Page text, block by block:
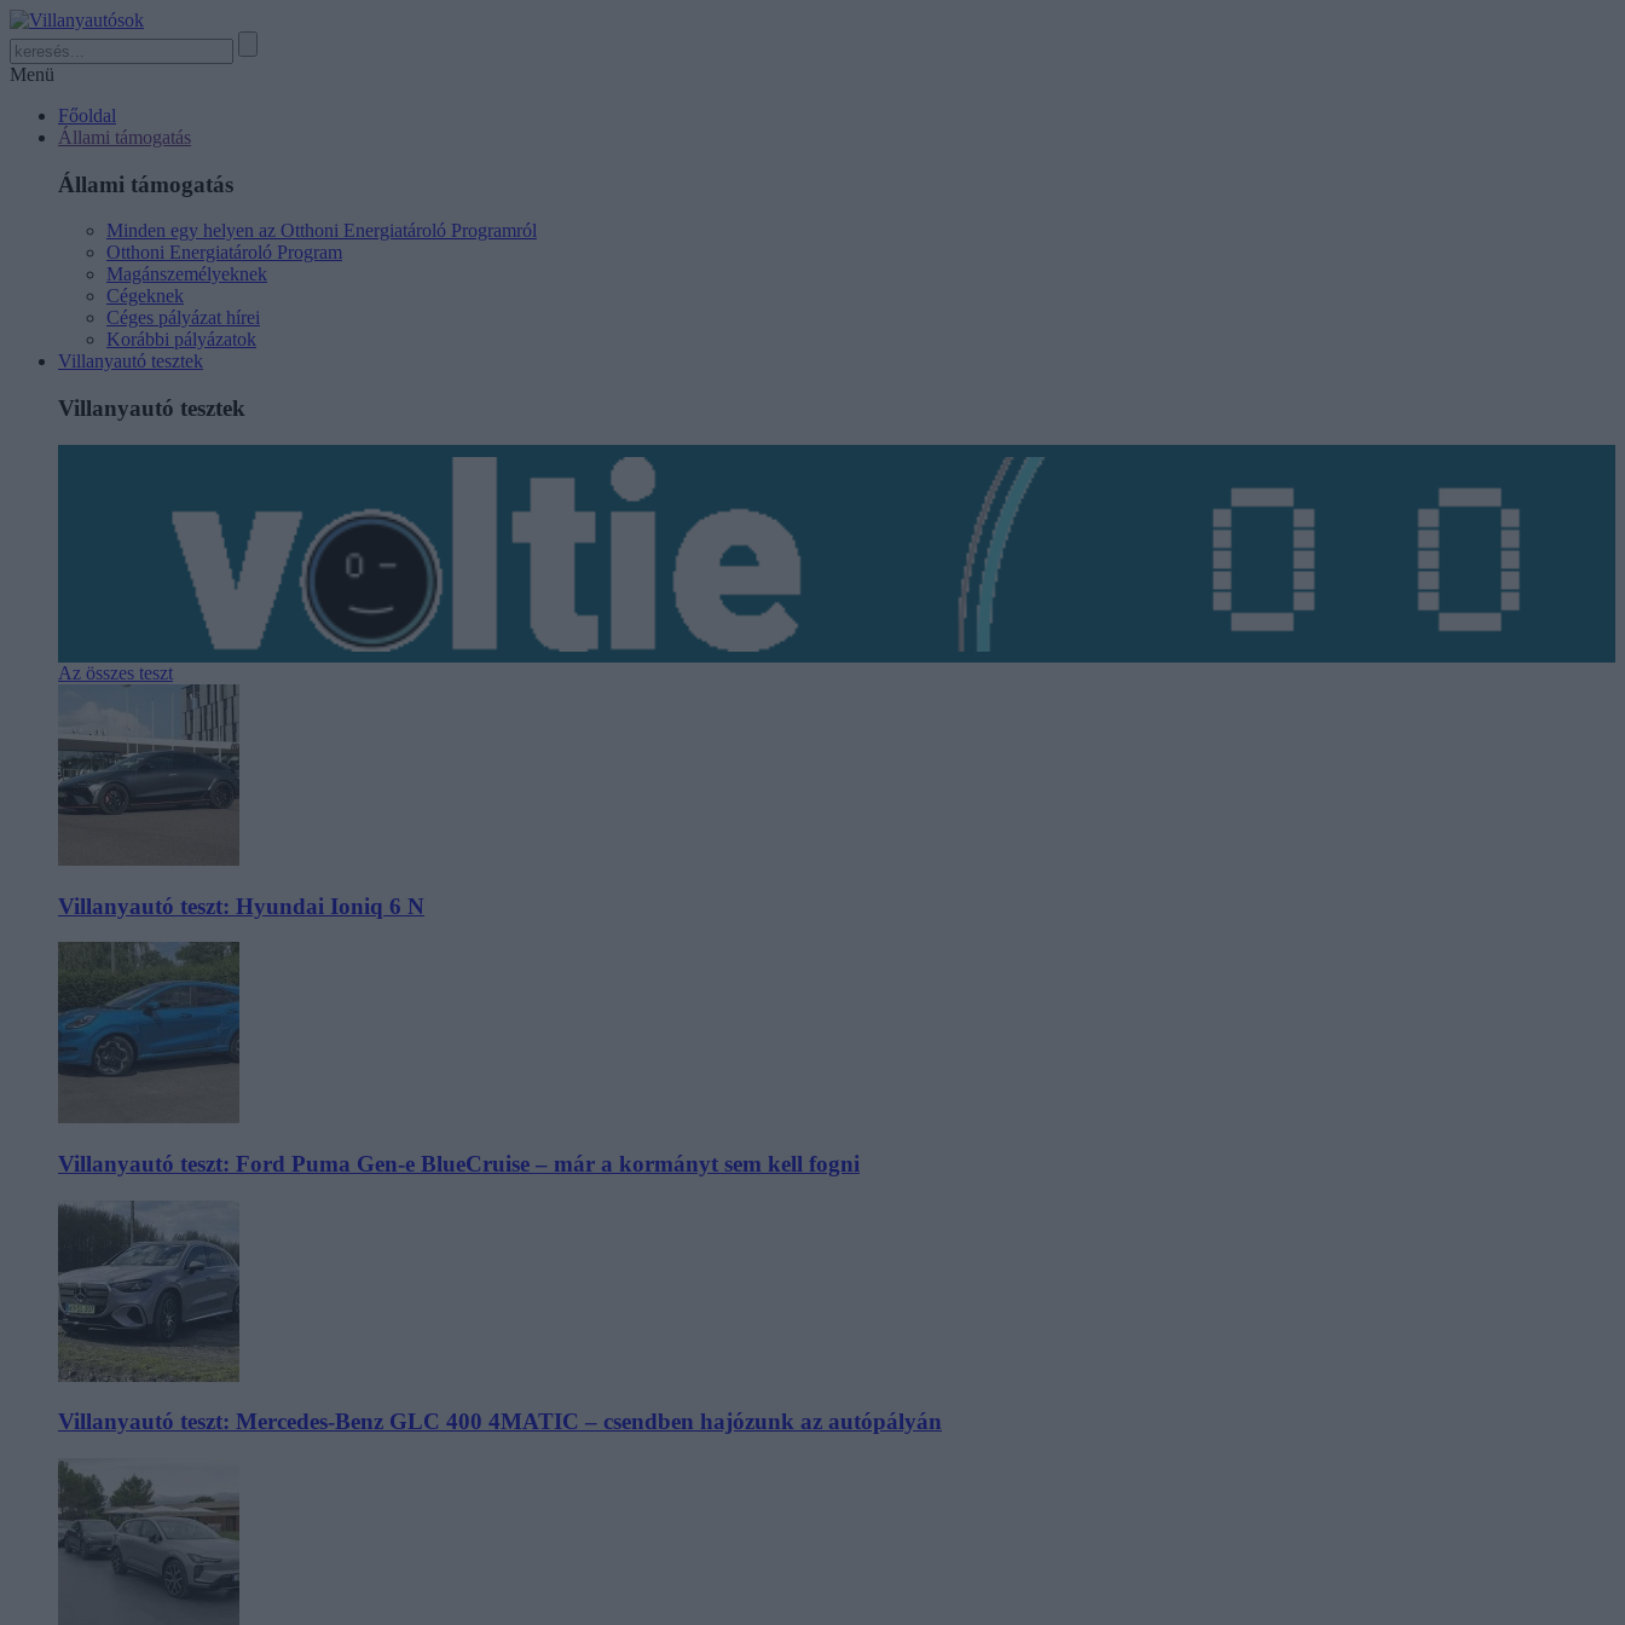
Menü
Főoldal
Állami támogatás
Állami támogatás
Minden egy helyen az Otthoni Energiatároló Programról
Otthoni Energiatároló Program
Magánszemélyeknek
Cégeknek
Céges pályázat hírei
Korábbi pályázatok
Villanyautó tesztek
Villanyautó tesztek
Az összes teszt
Villanyautó teszt: Hyundai Ioniq 6 N
Villanyautó teszt: Ford Puma Gen-e BlueCruise – már a kormányt sem kell fogni
Villanyautó teszt: Mercedes-Benz GLC 400 4MATIC – csendben hajózunk az autópályán